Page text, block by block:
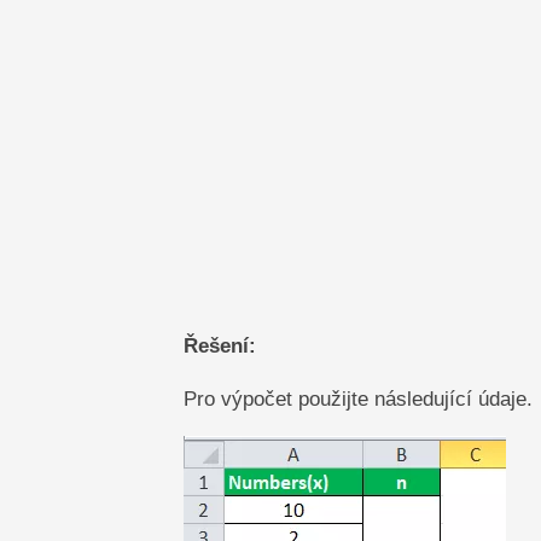
Řešení:
Pro výpočet použijte následující údaje.